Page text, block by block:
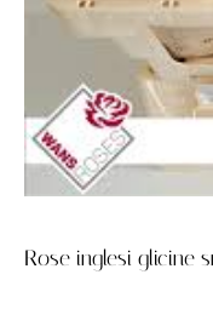
Rose inglesi glicine